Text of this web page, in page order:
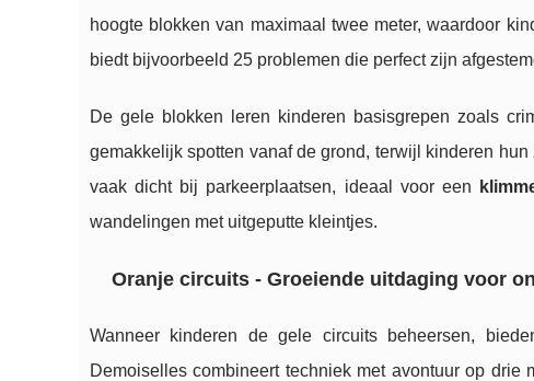
hoogte blokken van maximaal twee meter, waardoor
biedt bijvoorbeeld 25 problemen die perfect zijn
De gele blokken leren kinderen basisgrepen zoals
gemakkelijk spotten vanaf de grond, terwijl kinderen
vaak dicht bij parkeerplaatsen, ideaal voor een
wandelingen met uitgeputte kleintjes.
Oranje circuits - Groeiende uitdaging voor
Wanneer kinderen de gele circuits beheersen,
Demoiselles combineert techniek met avontuur op